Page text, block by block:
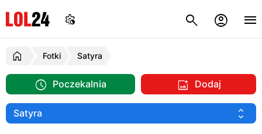
Fotki Satyra
Poczekalnia Dodaj